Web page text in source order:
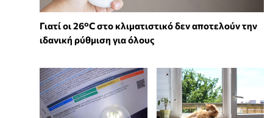
Γιατί οι 26°C στο κλιματιστικό δεν αποτελούν την
ιδανική ρύθμιση για όλους